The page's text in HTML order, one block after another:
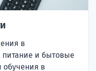
в
и бытовые
в